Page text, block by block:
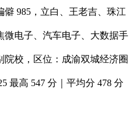
985，立白、王老吉、珠江
微电子、汽车电子、大数据手
校，区位：成渝双城经济圈
最高 547 分｜平均分 478 分